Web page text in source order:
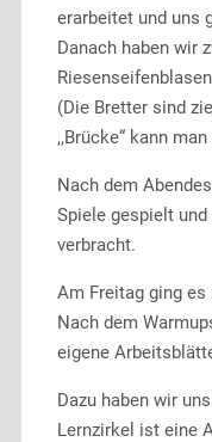
erarbeitet und uns
Danach haben wir
(Die Bretter sind
,,Brücke“ kann
Nach dem
Spiele gespielt
verbracht.
Am Freitag ging
Nach dem
eigene
Dazu haben wir
Lernzirkel ist eine